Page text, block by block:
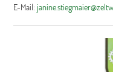
E-Mail: